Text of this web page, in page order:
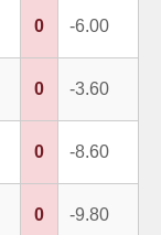
0 -6.00
0 -3.60
0 -8.60
0 -9.80